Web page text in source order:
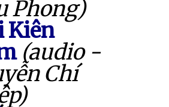
Phong)
Kiên
(audio -
Chí